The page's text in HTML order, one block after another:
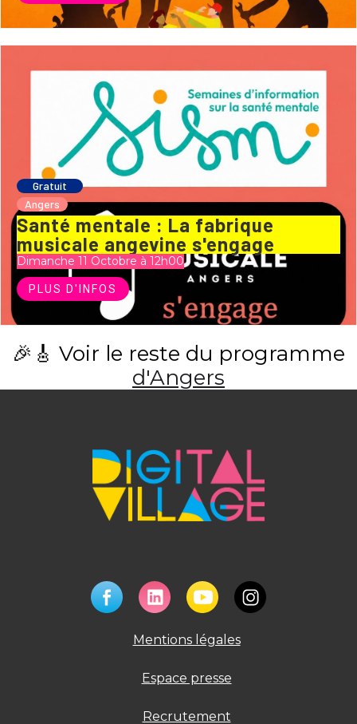
Gratuit
Angers
Santé mentale : La fabrique
musicale angevine s'engage
Dimanche 11 Octobre à 12h00
PLUS D'INFOS
🎉🎸 Voir le reste du programme
d'Angers
Mentions légales
Espace presse
Recrutement